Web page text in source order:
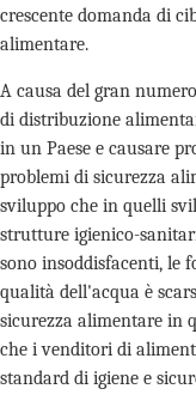
crescente domanda di
alimentare.
A causa del gran
di distribuzione
in un Paese e causare
problemi di sicurezza
sviluppo che in quelli
strutture igienico-
sono insoddisfacenti, le
qualità dell'acqua è
sicurezza alimentare in
che i venditori di
standard di igiene e